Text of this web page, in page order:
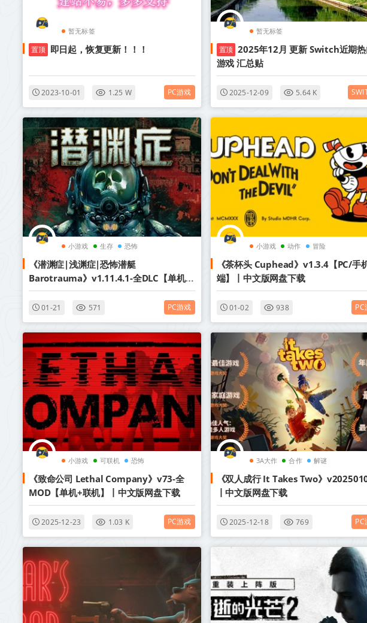
暂无标签
置顶 即日起，恢复更新！！！
2023-10-01 1.25 W PC游戏
暂无标签
置顶 2025年12月 更新 Switch近期
游戏 汇总贴
2025-12-09 5.64 K
小游戏 生存 恐怖
《潜渊症|浅渊症|恐怖潜艇
Barotrauma》v1.11.4.1-全DLC【单机
+联机】丨中文版网盘下载
01-21 571 PC游戏
小游戏 动作 冒险
《茶杯头 Cuphead》v1.3.4【PC/手
端】丨中文版网盘下载
01-02 938 PC
小游戏 可联机 恐怖
《致命公司 Lethal Company》v73-全
MOD【单机+联机】丨中文版网盘下载
2025-12-23 1.03 K PC游戏
3A大作 合作 解谜
《双人成行 It Takes Two》
丨中文版网盘下载
2025-12-18 769 PC